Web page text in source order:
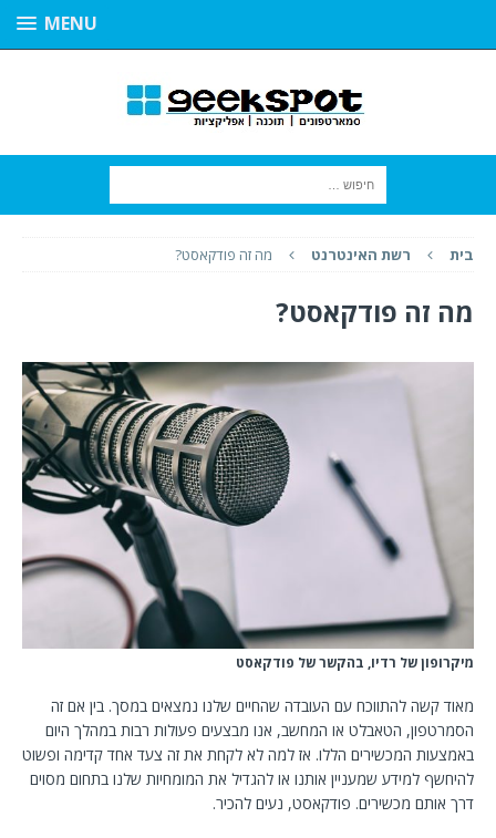
MENU
בית רשת האינטרנט מה זה פודקאסט?
מה זה פודקאסט?
מיקרופון של רדיו, בהקשר של פודקאסט
מאוד קשה להתווכח עם העובדה שהחיים שלנו נמצאים במסך. בין אם זה
הסמרטפון, הטאבלט או המחשב, אנו מבצעים פעולות רבות במהלך היום
באמצעות המכשירים הללו. אז למה לא לקחת את זה צעד אחד קדימה ופשוט
להיחשף למידע שמעניין אותנו או להגדיל את המומחיות שלנו בתחום מסוים
דרך אותם מכשירים. פודקאסט, נעים להכיר.